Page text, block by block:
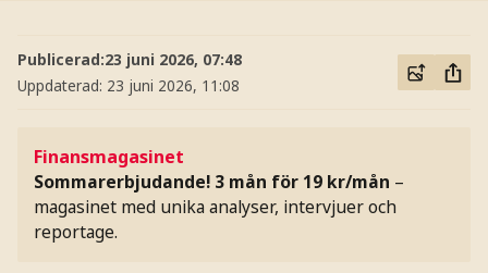
Publicerad:23 juni 2026, 07:48
Uppdaterad: 23 juni 2026, 11:08
Finansmagasinet
Sommarerbjudande! 3 mån för 19 kr/mån –
magasinet med unika analyser, intervjuer och
reportage.